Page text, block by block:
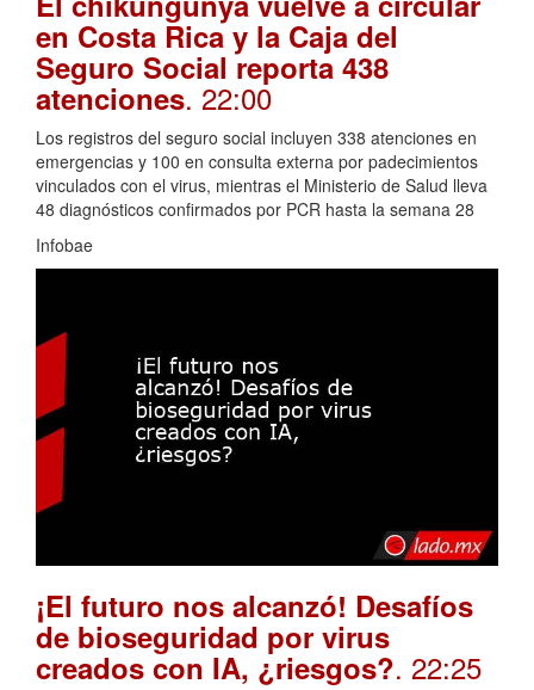
en Costa Rica y la Caja del
Seguro Social reporta 438
atenciones. 22:00
Los registros del seguro social incluyen 338 atenciones en
emergencias y 100 en consulta externa por padecimientos
vinculados con el virus, mientras el Ministerio de Salud lleva
48 diagnósticos confirmados por PCR hasta la semana 28
Infobae
¡El futuro nos alcanzó! Desafíos
de bioseguridad por virus
creados con IA, ¿riesgos?. 22:25